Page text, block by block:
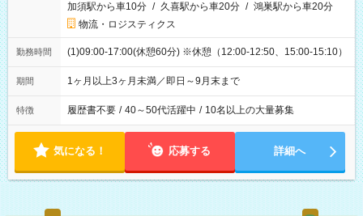
加須駅から車10分 / 久喜駅から車20分 / 鴻巣駅から車20分
物流・ロジスティクス
勤務時間 (1)09:00-17:00(休憩60分) ※休憩（12:00-12:50、15:00-15:10）
期間 1ヶ月以上3ヶ月未満／即日～9月末まで
特徴 履歴書不要 / 40～50代活躍中 / 10名以上の大量募集
気になる！ 応募する 詳細へ